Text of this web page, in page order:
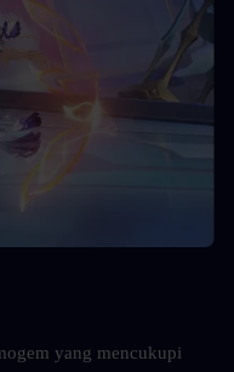
yang mencukupi